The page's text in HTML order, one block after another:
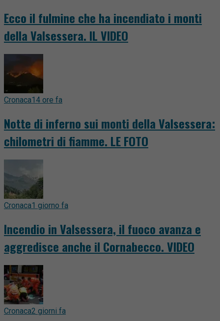
Ecco il fulmine che ha incendiato i monti
della Valsessera. IL VIDEO
Cronaca14 ore fa
Notte di inferno sui monti della Valsessera:
chilometri di fiamme. LE FOTO
Cronaca1 giorno fa
Incendio in Valsessera, il fuoco avanza e
aggredisce anche il Cornabecco. VIDEO
Cronaca2 giorni fa